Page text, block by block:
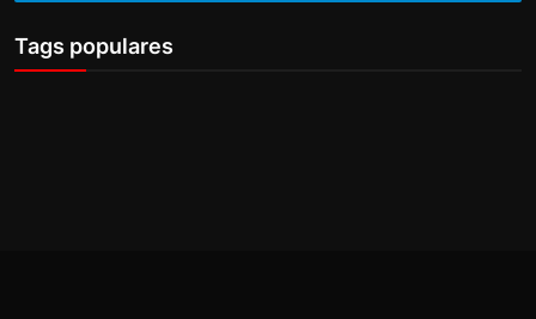
Tags populares